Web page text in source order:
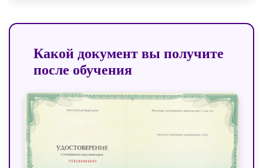
Какой документ вы получите
после обучения